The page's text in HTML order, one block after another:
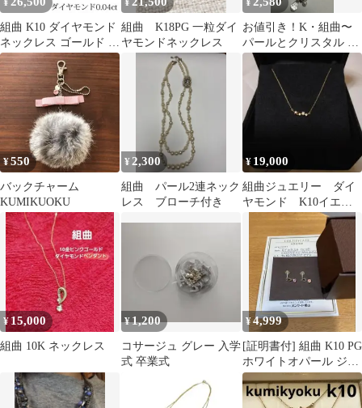
¥
組曲 K10 ダイヤモンド
ネックレス ゴールド フ
ラワー サークル デザイ
ン
¥
組曲 K18PG 一粒ダイ
ヤモンドネックレス
¥
お値引き！K・組曲〜
パールとクリスタル 多
層ネックレス
¥550
バックチャーム
KUMIKUOKU
¥ 2,300
組曲 パール2連ネック
レス ブローチ付き
¥ 19,000
組曲ジュエリー ダイ
ヤモンド K10イエロ
ーゴールド ネックレ
ス ❇美品❇
¥ 15,000
組曲 10K ネックレス
¥1,200
コサージュ グレー 入学
式 卒業式
¥4,999
[証明書付] 組曲 K10 PG
ホワイトオパール ジル
コニア ピアス